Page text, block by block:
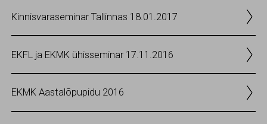
Kinnisvaraseminar Tallinnas 18.01.2017
EKFL ja EKMK ühisseminar 17.11.2016
EKMK Aastalõpupidu 2016